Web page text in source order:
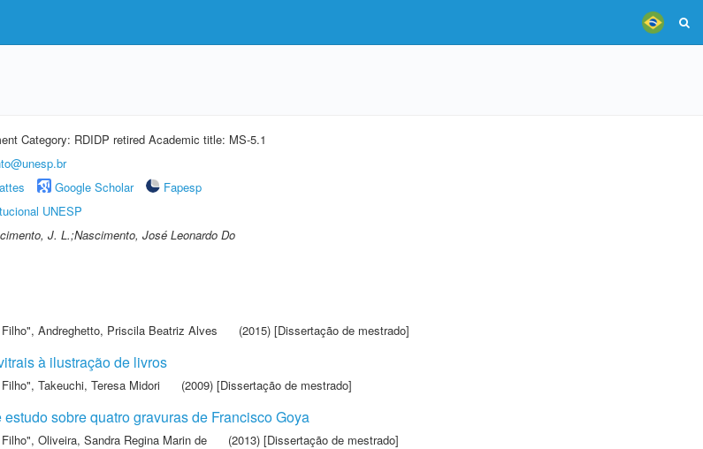
Category: RDIDP retired Academic title: MS-5.1
Google Scholar
Fapesp
UNESP
J. L.;Nascimento, José Leonardo Do
, Andreghetto, Priscila Beatriz Alves (2015) [Dissertação de mestrado]
à ilustração de livros
, Takeuchi, Teresa Midori (2009) [Dissertação de mestrado]
sobre quatro gravuras de Francisco Goya
, Oliveira, Sandra Regina Marin de (2013) [Dissertação de mestrado]